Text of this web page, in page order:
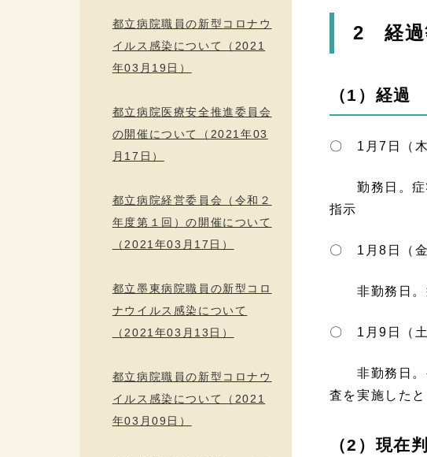
2 経過
（1）経過
〇 1月7日（木
勤務日。症状
指示
〇 1月8日（金
非勤務日。
〇 1月9日（土
非勤務日。発
査を実施した
（2）現在
都立病院職員の新型コロナウ
イルス感染について（2021
年03月19日）
都立病院医療安全推進委員会
の開催について（2021年03
月17日）
都立病院経営委員会（令和２
年度第１回）の開催について
（2021年03月17日）
都立墨東病院職員の新型コロ
ナウイルス感染について
（2021年03月13日）
都立病院職員の新型コロナウ
イルス感染について（2021
年03月09日）